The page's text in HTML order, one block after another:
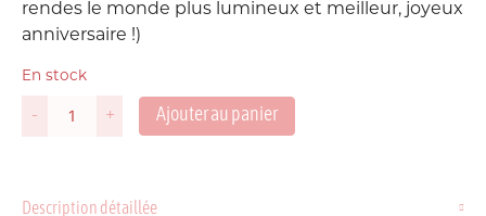
rendes le monde plus lumineux et meilleur, joyeux
anniversaire !)
En stock
-
quantité
Birthday
+ Ajouter au panier
Description détaillée